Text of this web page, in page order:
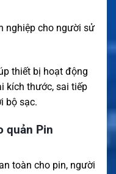
nghiệp cho người sử
thiết bị hoạt động
kích thước, sai tiếp
bộ sạc.
quản Pin
toàn cho pin, người